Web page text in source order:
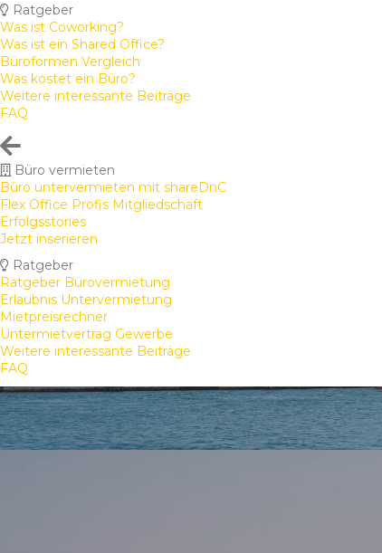
Ratgeber
Was ist Coworking?
Was ist ein Shared Office?
Büroformen Vergleich
Was kostet ein Büro?
Weitere interessante Beiträge
FAQ
Büro vermieten
Büro untervermieten mit shareDnC
Flex Office Profis Mitgliedschaft
Erfolgsstories
Jetzt inserieren
Ratgeber
Ratgeber Bürovermietung
Erlaubnis Untervermietung
Mietpreisrechner
Untermietvertrag Gewerbe
Weitere interessante Beiträge
FAQ